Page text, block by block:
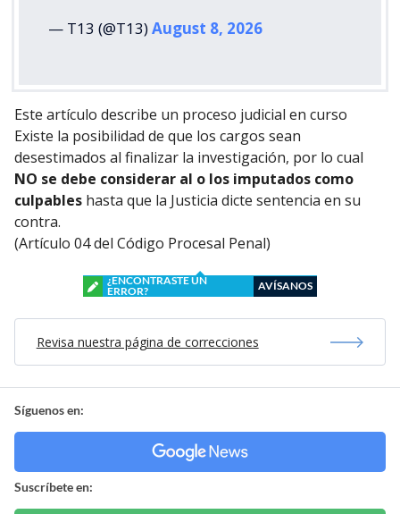
— T13 (@T13)August 8, 2026
Este artículo describe un proceso judicial en curso
Existe la posibilidad de que los cargos sean
desestimados al finalizar la investigación, por lo cual
NO se debe considerar al o los imputados como
culpables hasta que la Justicia dicte sentencia en su
contra.
(Artículo 04 del Código Procesal Penal)
¿ENCONTRASTE UN
ERROR?
AVÍSANOS
Revisa nuestra página de correcciones
Síguenos en:
Suscríbete en: